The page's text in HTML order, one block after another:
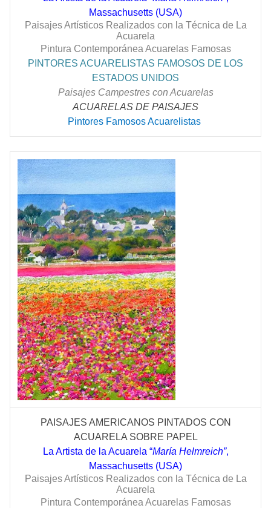
Massachusetts (USA)
Paisajes Artísticos Realizados con la Técnica de La
Acuarela
Pintura Contemporánea Acuarelas Famosas
PINTORES ACUARELISTAS FAMOSOS DE LOS
ESTADOS UNIDOS
Paisajes Campestres con Acuarelas
ACUARELAS DE PAISAJES
Pintores Famosos Acuarelistas
PAISAJES AMERICANOS PINTADOS CON
ACUARELA SOBRE PAPEL
La Artista de la Acuarela “María Helmreich”,
Massachusetts (USA)
Paisajes Artísticos Realizados con la Técnica de La
Acuarela
Pintura Contemporánea Acuarelas Famosas